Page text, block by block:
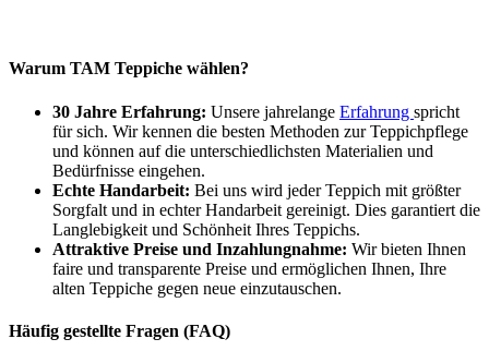
Warum TAM Teppiche wählen?
30 Jahre Erfahrung: Unsere jahrelange Erfahrung spricht
für sich. Wir kennen die besten Methoden zur Teppichpflege
und können auf die unterschiedlichsten Materialien und
Bedürfnisse eingehen.
Echte Handarbeit: Bei uns wird jeder Teppich mit größter
Sorgfalt und in echter Handarbeit gereinigt. Dies garantiert die
Langlebigkeit und Schönheit Ihres Teppichs.
Attraktive Preise und Inzahlungnahme: Wir bieten Ihnen
faire und transparente Preise und ermöglichen Ihnen, Ihre
alten Teppiche gegen neue einzutauschen.
Häufig gestellte Fragen (FAQ)